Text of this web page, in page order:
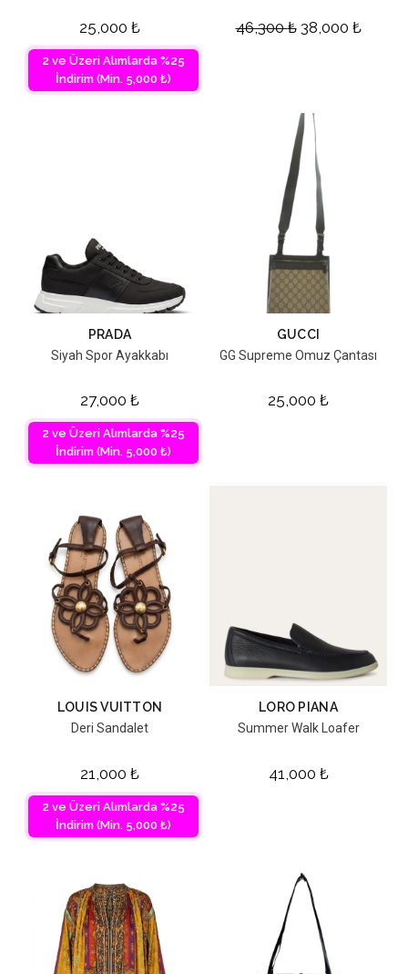
25,000 ₺
2 ve Üzeri Alımlarda %25
İndirim (Min. 5,000 ₺)
46,300₺ 38,000 ₺
PRADA
Siyah Spor Ayakkabı
27,000 ₺
2 ve Üzeri Alımlarda %25
İndirim (Min. 5,000 ₺)
GUCCI
GG Supreme Omuz Çantası
25,000 ₺
LOUIS VUITTON
Deri Sandalet
21,000 ₺
2 ve Üzeri Alımlarda %25
İndirim (Min. 5,000 ₺)
LORO PIANA
Summer Walk Loafer
41,000 ₺